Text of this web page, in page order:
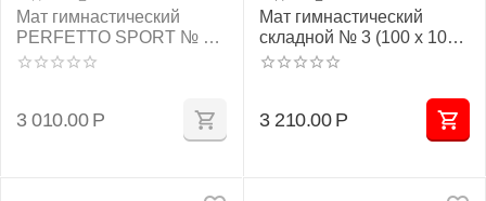
Мат гимнастический
PERFETTO SPORT № 2
(100 х 100 х 10) см
3 010.00 Р
Мат гимнастический
складной № 3 (100 х 100 х
10) см бежевый
3 210.00 Р